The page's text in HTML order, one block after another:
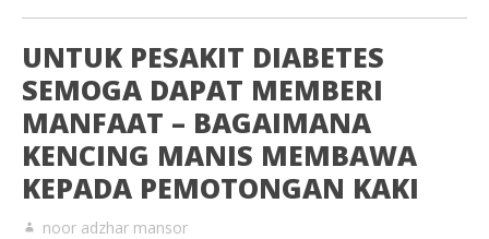
UNTUK PESAKIT DIABETES
SEMOGA DAPAT MEMBERI
MANFAAT – BAGAIMANA
KENCING MANIS MEMBAWA
KEPADA PEMOTONGAN KAKI
noor adzhar mansor